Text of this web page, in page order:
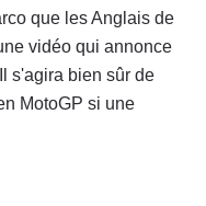
que les Anglais de
vidéo qui annonce
s'agira bien sûr de
MotoGP si une